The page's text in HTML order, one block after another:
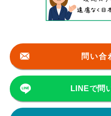
問い合
LINEで問